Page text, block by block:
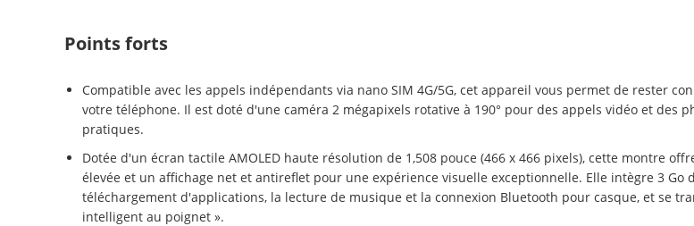
Points forts
Compatible avec les appels indépendants via nano SIM 4G/5G, cet appareil vous permet de rester
votre téléphone. Il est doté d'une caméra 2 mégapixels rotative à 190° pour des appels vidéo et des
pratiques.
Dotée d'un écran tactile AMOLED haute résolution de 1,508 pouce (466 x 466 pixels), cette montre
élevée et un affichage net et antireflet pour une expérience visuelle exceptionnelle. Elle intègre 3 Go
téléchargement d'applications, la lecture de musique et la connexion Bluetooth pour casque, et se
intelligent au poignet ».